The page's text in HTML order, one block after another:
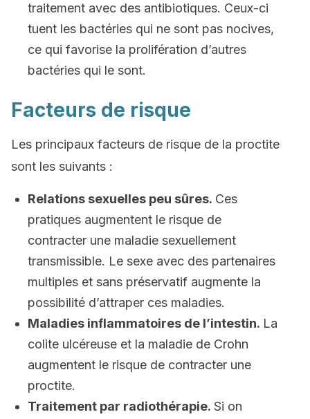
traitement avec des antibiotiques. Ceux-ci
tuent les bactéries qui ne sont pas nocives,
ce qui favorise la prolifération d’autres
bactéries qui le sont.
Facteurs de risque
Les principaux facteurs de risque de la proctite
sont les suivants :
Relations sexuelles peu sûres. Ces
pratiques augmentent le risque de
contracter une maladie sexuellement
transmissible. Le sexe avec des partenaires
multiples et sans préservatif augmente la
possibilité d’attraper ces maladies.
Maladies inflammatoires de l’intestin. La
colite ulcéreuse et la maladie de Crohn
augmentent le risque de contracter une
proctite.
Traitement par radiothérapie. Si on